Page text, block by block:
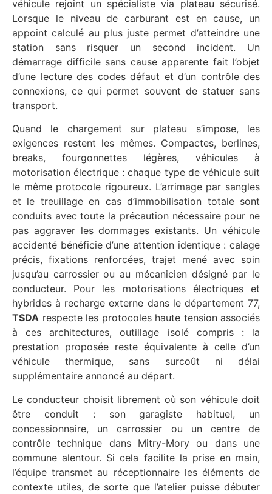
véhicule rejoint un spécialiste via plateau sécurisé.
Lorsque le niveau de carburant est en cause, un
appoint calculé au plus juste permet d’atteindre une
station sans risquer un second incident. Un
démarrage difficile sans cause apparente fait l’objet
d’une lecture des codes défaut et d’un contrôle des
connexions, ce qui permet souvent de statuer sans
transport.
Quand le chargement sur plateau s’impose, les
exigences restent les mêmes. Compactes, berlines,
breaks, fourgonnettes légères, véhicules à
motorisation électrique : chaque type de véhicule suit
le même protocole rigoureux. L’arrimage par sangles
et le treuillage en cas d’immobilisation totale sont
conduits avec toute la précaution nécessaire pour ne
pas aggraver les dommages existants. Un véhicule
accidenté bénéficie d’une attention identique : calage
précis, fixations renforcées, trajet mené avec soin
jusqu’au carrossier ou au mécanicien désigné par le
conducteur. Pour les motorisations électriques et
hybrides à recharge externe dans le département 77,
TSDA respecte les protocoles haute tension associés
à ces architectures, outillage isolé compris : la
prestation proposée reste équivalente à celle d’un
véhicule thermique, sans surcoût ni délai
supplémentaire annoncé au départ.
Le conducteur choisit librement où son véhicule doit
être conduit : son garagiste habituel, un
concessionnaire, un carrossier ou un centre de
contrôle technique dans Mitry-Mory ou dans une
commune alentour. Si cela facilite la prise en main,
l’équipe transmet au réceptionnaire les éléments de
contexte utiles, de sorte que l’atelier puisse débuter